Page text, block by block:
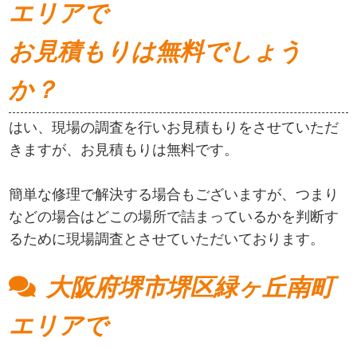
エリアで
お見積もりは無料でしょう
か？
はい、現場の調査を行いお見積もりをさせていただ
きますが、お見積もりは無料です。
簡単な修理で解決する場合もございますが、つまり
などの場合はどこの場所で詰まっているかを判断す
るために現場調査とさせていただいております。
大阪府堺市堺区緑ヶ丘南町
エリアで